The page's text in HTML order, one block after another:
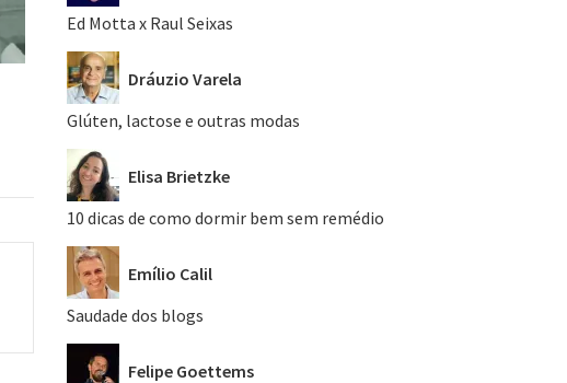
Ed Motta x Raul Seixas
Dráuzio Varela
Glúten, lactose e outras modas
Elisa Brietzke
10 dicas de como dormir bem sem remédio
Emílio Calil
Saudade dos blogs
Felipe Goettems